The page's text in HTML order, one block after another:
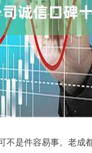
不是件容易事。老